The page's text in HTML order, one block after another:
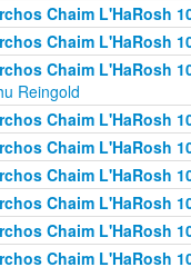
Chaim L'HaRosh
Chaim L'HaRosh
Chaim L'HaRosh
Reingold
Chaim L'HaRosh
Chaim L'HaRosh
Chaim L'HaRosh
Chaim L'HaRosh
Chaim L'HaRosh
Chaim L'HaRosh